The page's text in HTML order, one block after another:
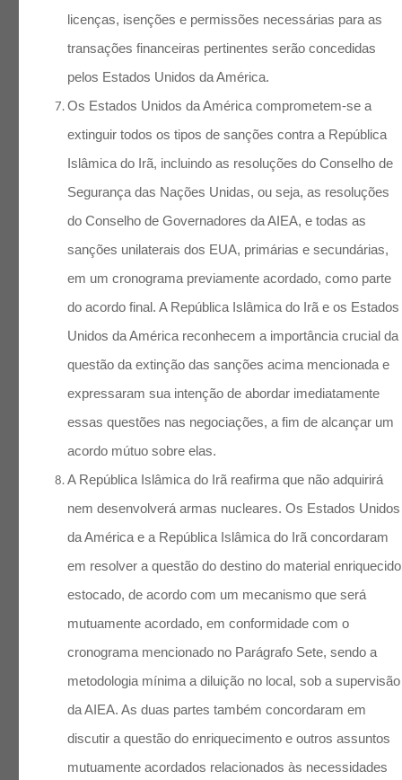
licenças, isenções e permissões necessárias para as
transações financeiras pertinentes serão concedidas
pelos Estados Unidos da América.
Os Estados Unidos da América comprometem-se a
extinguir todos os tipos de sanções contra a República
Islâmica do Irã, incluindo as resoluções do Conselho de
Segurança das Nações Unidas, ou seja, as resoluções
do Conselho de Governadores da AIEA, e todas as
sanções unilaterais dos EUA, primárias e secundárias,
em um cronograma previamente acordado, como parte
do acordo final. A República Islâmica do Irã e os Estados
Unidos da América reconhecem a importância crucial da
questão da extinção das sanções acima mencionada e
expressaram sua intenção de abordar imediatamente
essas questões nas negociações, a fim de alcançar um
acordo mútuo sobre elas.
A República Islâmica do Irã reafirma que não adquirirá
nem desenvolverá armas nucleares. Os Estados Unidos
da América e a República Islâmica do Irã concordaram
em resolver a questão do destino do material enriquecido
estocado, de acordo com um mecanismo que será
mutuamente acordado, em conformidade com o
cronograma mencionado no Parágrafo Sete, sendo a
metodologia mínima a diluição no local, sob a supervisão
da AIEA. As duas partes também concordaram em
discutir a questão do enriquecimento e outros assuntos
mutuamente acordados relacionados às necessidades